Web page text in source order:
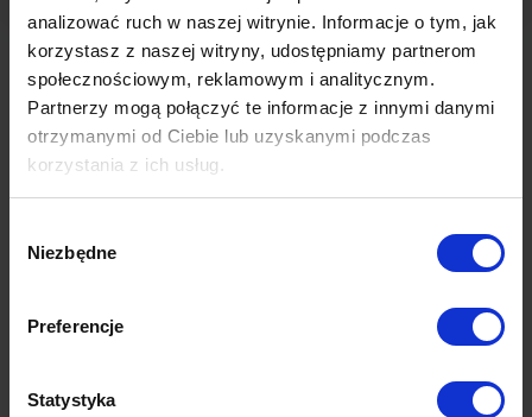
analizować ruch w naszej witrynie. Informacje o tym, jak
korzystasz z naszej witryny, udostępniamy partnerom
społecznościowym, reklamowym i analitycznym.
Partnerzy mogą połączyć te informacje z innymi danymi
otrzymanymi od Ciebie lub uzyskanymi podczas
korzystania z ich usług.
Polityki Prywatności Google
zgody
Niezbędne
Preferencje
Statystyka
Przeczytaj także
SKILLS not JOBS. Jak sztuczna inteligencja zmienia
rynek pracy i redefiniuje nasze kariery?
Kampania społeczna? Te przykłady musisz znać